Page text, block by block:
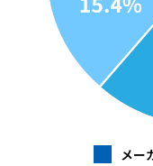
メー